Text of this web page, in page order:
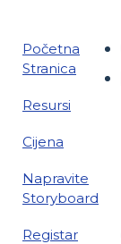
Početna
Stranica
Resursi
Cijena
Napravite
Storyboard
Registar